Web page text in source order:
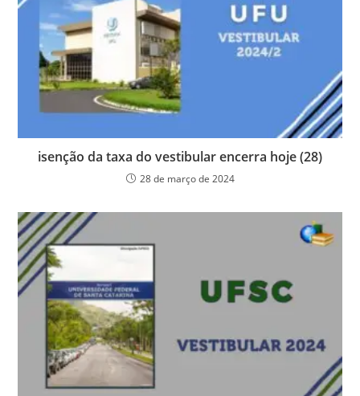
isenção da taxa do vestibular encerra hoje (28)
28 de março de 2024